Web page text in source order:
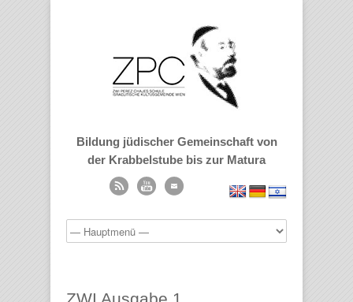
Bildung jüdischer Gemeinschaft von
der Krabbelstube bis zur Matura